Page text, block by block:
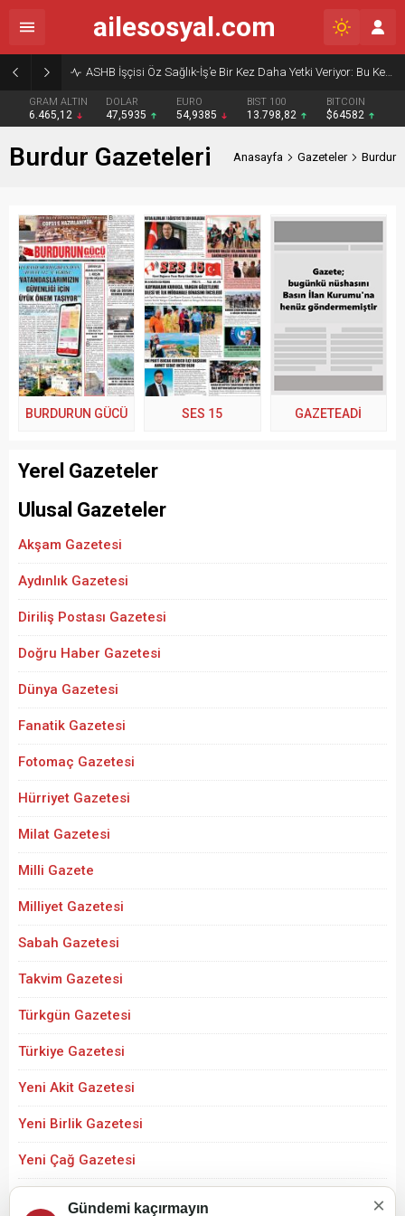
ASHB İşçisi Öz Sağlık-İş’e Bir Kez Daha Yetki Veriyor: Bu Kez Beklenti Sadece Söz Değil, Çözüm
GRAM ALTIN
6.465,12
DOLAR
47,5935
EURO
54,9385
BIST 100
13.798,82
BITCOIN
$64582
ailesosyal.com
Burdur Gazeteleri Anasayfa Gazeteler Burdur
BURDURUN GÜCÜ SES 15 GAZETEADI
Yerel Gazeteler
Ulusal Gazeteler
Akşam Gazetesi
Aydınlık Gazetesi
Diriliş Postası Gazetesi
Doğru Haber Gazetesi
Dünya Gazetesi
Fanatik Gazetesi
Fotomaç Gazetesi
Hürriyet Gazetesi
Milat Gazetesi
Milli Gazete
Milliyet Gazetesi
Sabah Gazetesi
Takvim Gazetesi
Türkgün Gazetesi
Türkiye Gazetesi
Yeni Akit Gazetesi
Yeni Birlik Gazetesi
Yeni Çağ Gazetesi
×
Gündemi kaçırmayın